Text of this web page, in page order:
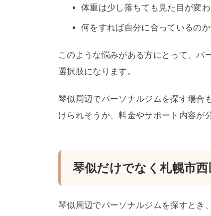
体重は少し落ちても見た目が変
何をすれば自分に合っているの
このような悩みがある方にとって、パ
選択肢になります。
琴似周辺でパーソナルジムを探す場合
けられそうか、料金やサポート内容が
琴似だけでなく札幌市
琴似周辺でパーソナルジムを探すとき